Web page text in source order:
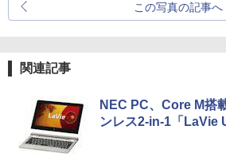
この写真の記事へ
関連記事
NEC PC、Core M搭
ンレス2-in-1「LaVie